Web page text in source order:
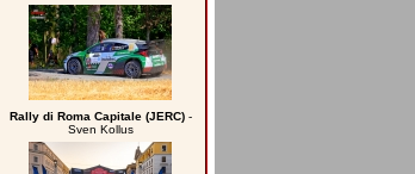
Rally di Roma Capitale (JERC)-
Sven Kollus